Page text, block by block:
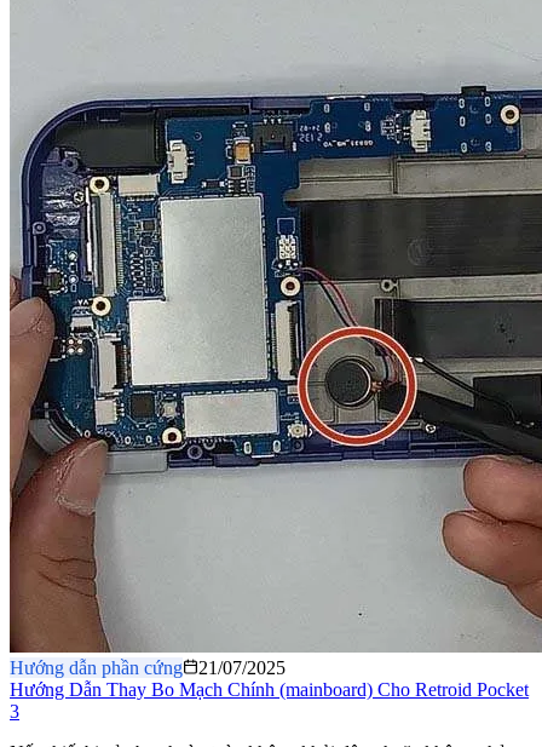
Hướng dẫn phần cứng
21/07/2025
Hướng Dẫn Thay Bo Mạch Chính (mainboard) Cho Retroid Pocket
3